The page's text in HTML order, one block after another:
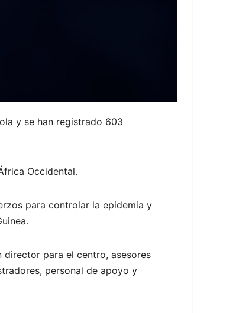
y se han registrado 603
Occidental.
para controlar la epidemia y
director para el centro, asesores
personal de apoyo y